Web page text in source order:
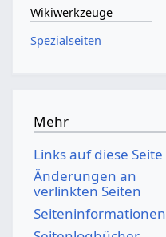
Wikiwerkzeuge
Spezialseiten
Mehr
Links auf diese Seite
Änderungen an
verlinkten Seiten
Seiten­­informationen